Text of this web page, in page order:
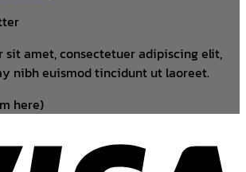
sit amet, consectetuer adipiscing elit,
nibh euismod tincidunt ut laoreet.
here)